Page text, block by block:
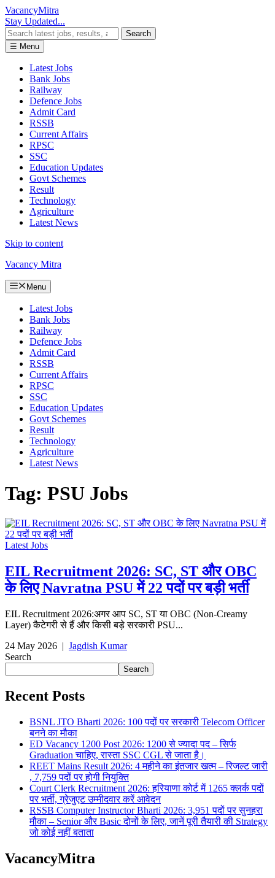
VacancyMitra
Stay Updated...
Search
☰ Menu
Latest Jobs
Bank Jobs
Railway
Defence Jobs
Admit Card
RSSB
Current Affairs
RPSC
SSC
Education Updates
Govt Schemes
Result
Technology
Agriculture
Latest News
Skip to content
Vacancy Mitra
Menu
Latest Jobs
Bank Jobs
Railway
Defence Jobs
Admit Card
RSSB
Current Affairs
RPSC
SSC
Education Updates
Govt Schemes
Result
Technology
Agriculture
Latest News
Tag: PSU Jobs
Latest Jobs
EIL Recruitment 2026: SC, ST और OBC
के लिए Navratna PSU में 22 पदों पर बड़ी भर्ती
EIL Recruitment 2026:अगर आप SC, ST या OBC (Non-Creamy
Layer) कैटेगरी से हैं और किसी बड़े सरकारी PSU...
24 May 2026 | Jagdish Kumar
Search
Search
Recent Posts
BSNL JTO Bharti 2026: 100 पदों पर सरकारी Telecom Officer
बनने का मौका
ED Vacancy 1200 Post 2026: 1200 से ज्यादा पद – सिर्फ
Graduation चाहिए, रास्ता SSC CGL से जाता है।
REET Mains Result 2026: 4 महीने का इंतजार खत्म – रिजल्ट जारी
, 7,759 पदों पर होगी नियुक्ति
Court Clerk Recruitment 2026: हरियाणा कोर्ट में 1265 क्लर्क पदों
पर भर्ती, ग्रेजुएट उम्मीदवार करें आवेदन
RSSB Computer Instructor Bharti 2026: 3,951 पदों पर सुनहरा
मौका – Senior और Basic दोनों के लिए, जानें पूरी तैयारी की Strategy
जो कोई नहीं बताता
VacancyMitra